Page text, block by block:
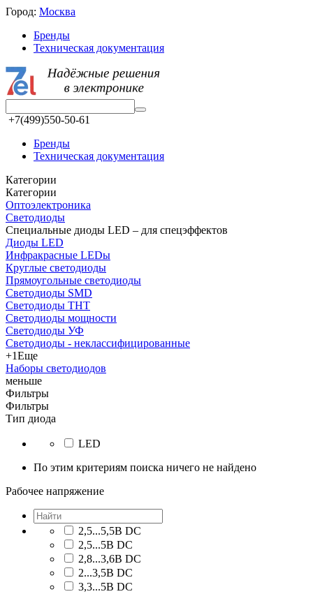
Город: Москва
Бренды
Техническая документация
+7(499)550-50-61
Бренды
Техническая документация
Категории
Категории
Oптоэлектроника
Светодиоды
Специальные диоды LED – для спецэффектов
Диоды LED
Инфракрасные LEDы
Круглые светодиоды
Прямоугольные светодиоды
Светодиоды SMD
Светодиоды THT
Светодиоды мощности
Светодиоды УФ
Светодиоды - неклассифицированные
+1Еще
Наборы светодиодов
меньше
Фильтры
Фильтры
Тип диода
LED
По этим критериям поиска ничего не найдено
Рабочее напряжение
2,5...5,5В DC
2,5...5В DC
2,8...3,6В DC
2...3,5В DC
3,3...5В DC